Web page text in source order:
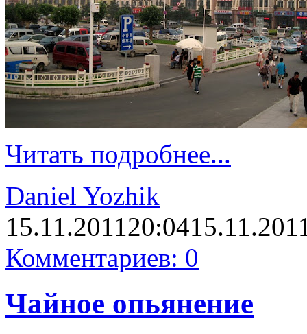
Читать подробнее...
Daniel Yozhik
15.11.201120:04
Комментариев: 0
Чайное опьянение